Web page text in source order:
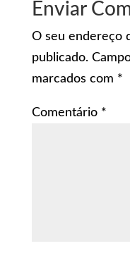
Enviar
O seu endereço
publicado.
marcados com *
Comentário *